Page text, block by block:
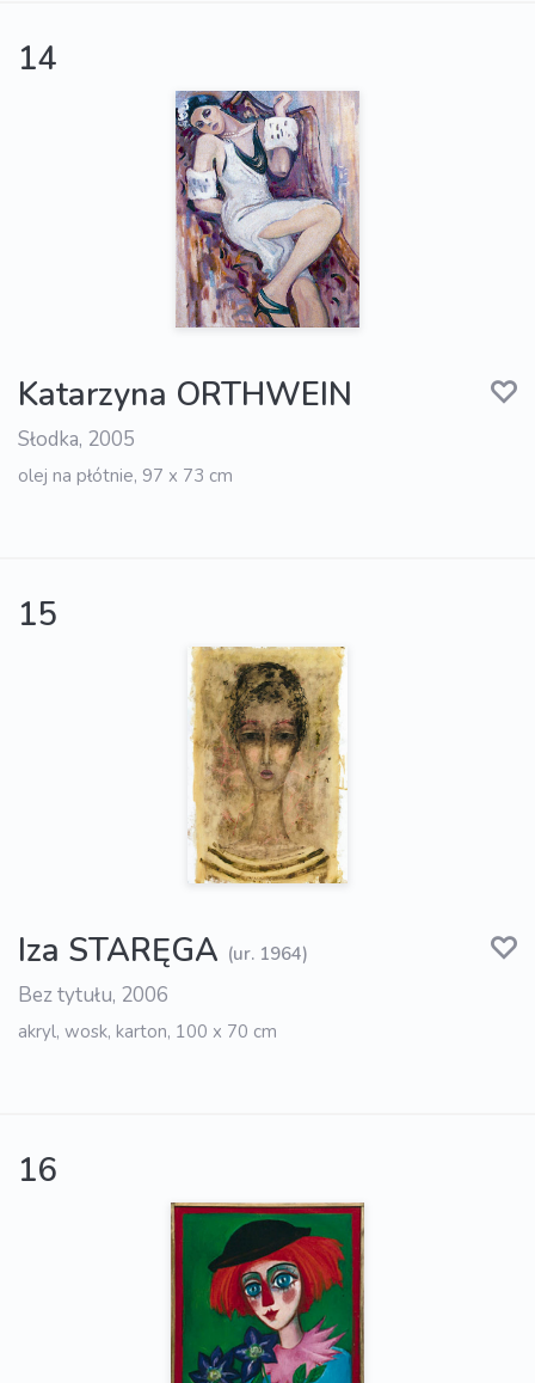
14
Katarzyna ORTHWEIN
Słodka, 2005
olej na płótnie, 97 x 73 cm
15
Iza STARĘGA (ur. 1964)
Bez tytułu, 2006
akryl, wosk, karton, 100 x 70 cm
16